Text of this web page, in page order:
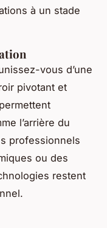
à un stade
vous d’une
pivotant et
l’arrière du
professionnels
ou des
restent